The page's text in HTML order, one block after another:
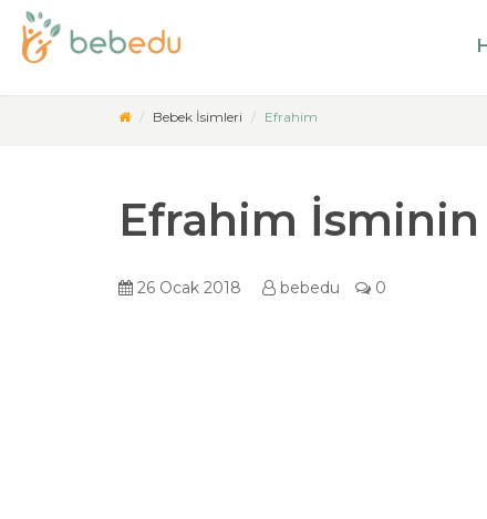
Bebek İsimleri Efrahim
Efrahim İsminin
26 Ocak 2018 bebedu 0